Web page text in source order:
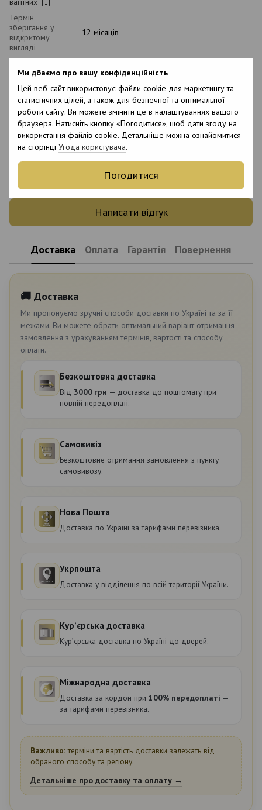
Ми дбаємо про вашу конфіденційність
Цей веб-сайт використовує файли cookie для маркетингу та
статистичних цілей, а також для безпечної та оптимальної
роботи сайту. Ви можете змінити це в налаштуваннях вашого
браузера. Натисніть кнопку «Погодитися», щоб дати згоду на
використання файлів cookie. Детальніше можна ознайомитися
на сторінці Угода користувача.
Погодитися
Термін
зберігання у
відкритому
вигляді
12 місяців
Відгуки
Написати відгук
Доставка Оплата Гарантія Повернення
🚚 Доставка
Ми пропонуємо зручні способи доставки по Україні та за її
межами. Ви можете обрати оптимальний варіант отримання
замовлення з урахуванням термінів, вартості та способу
оплати.
Безкоштовна доставка
Від 3000 грн — доставка до поштомату при
повній передоплаті.
Самовивіз
Безкоштовне отримання замовлення з пункту
самовивозу.
Нова Пошта
Доставка по Україні за тарифами перевізника.
Укрпошта
Доставка у відділення по всій території України.
Курʼєрська доставка
Курʼєрська доставка по Україні до дверей.
Міжнародна доставка
Доставка за кордон при 100% передоплаті —
за тарифами перевізника.
Важливо:терміни та вартість доставки залежать від
обраного способу та регіону.
Детальніше про доставку та оплату →